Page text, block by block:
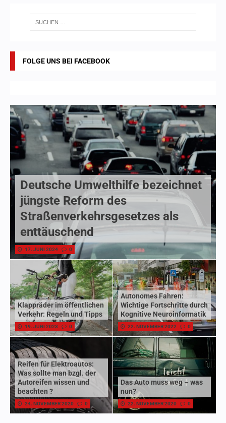
FOLGE UNS BEI FACEBOOK
Deutsche Umwelthilfe bezeichnet
jüngste Reform des
Straßenverkehrsgesetzes als
enttäuschend
17. JUNI 2024 0
Klappräder im öffentlichen
Verkehr: Regeln und Tipps
19. JUNI 2023 0
Autonomes Fahren:
Wichtige Fortschritte durch
Kognitive Neuroinformatik
22. NOVEMBER 2022 0
Reifen für Elektroautos:
Was sollte man bzgl. der
Autoreifen wissen und
beachten ?
24. NOVEMBER 2020 0
Das Auto muss weg – was
nun?
22. NOVEMBER 2020 0